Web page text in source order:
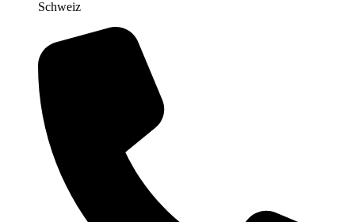
Schweiz